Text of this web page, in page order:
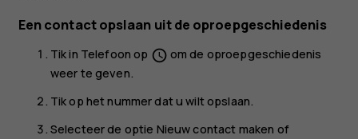
Een contact opslaan uit de oproepgeschiedenis
Tik in Telefoon op schedule om de oproepgeschiedenis
weer te geven.
Tik op het nummer dat u wilt opslaan.
Selecteer de optie Nieuw contact maken of